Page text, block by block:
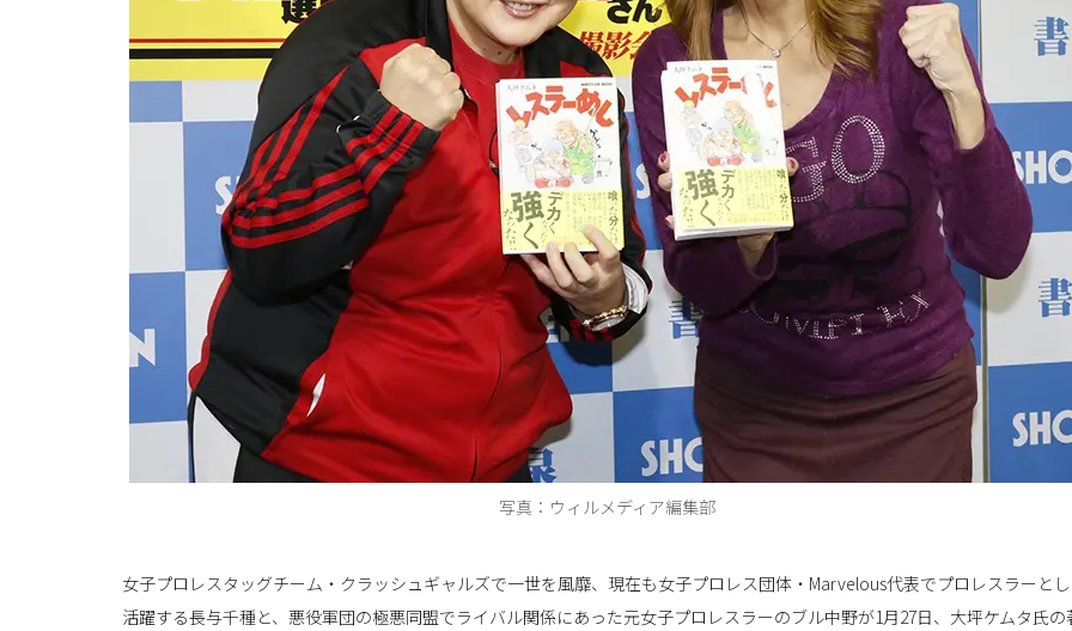
写真：ウィルメディア編集部
女子プロレスタッグチーム・クラッシュギャルズで一世を風靡、現在も女子プロレス団体・Marvelous代表でプロレスラーと
活躍する長与千種と、悪役軍団の極悪同盟でライバル関係にあった元女子プロレスラーのブル中野が1月27日、大坪ケムタ氏の